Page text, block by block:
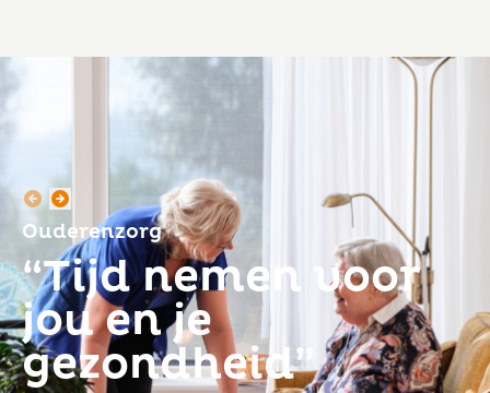
Ouderenzorg
“Tijd nemen voor
jou en je
gezondheid”